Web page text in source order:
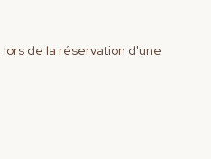
de la réservation d'une